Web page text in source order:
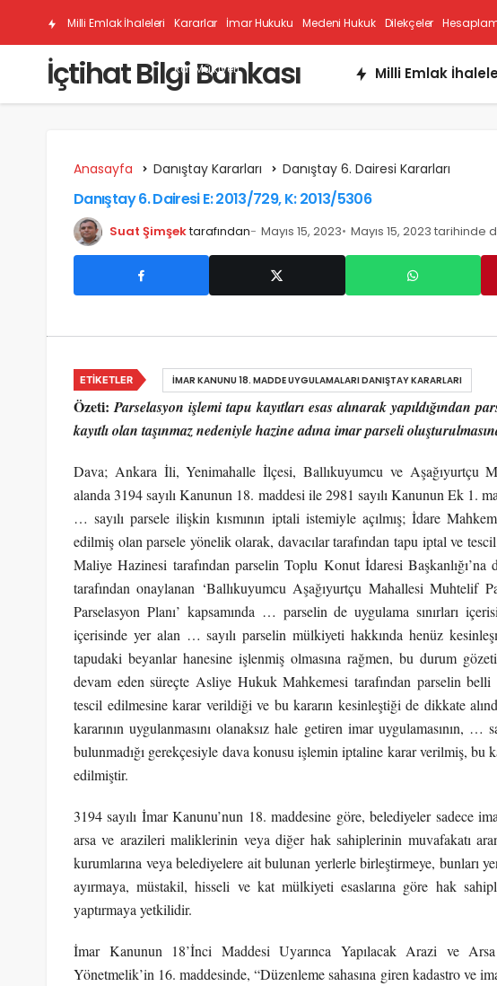
Milli Emlak İhaleleri Kararlar İmar Hukuku Medeni Hukuk Dilekçeler
Kat Mülkiyeti
İçtihat Bilgi Bankası Milli Emlak
Anasayfa Danıştay Kararları Danıştay 6. Dairesi Kararları
Danıştay 6. Dairesi E: 2013/729, K: 2013/5306
Suat Şimşektarafından Mayıs 15, 2023 Mayıs 15, 2023 tarihinde
Özeti:Parselasyon işlemi tapu kayıtları esas alınarak yapıldığından
kayıtlı olan taşınmaz nedeniyle hazine adına imar parseli
Dava; Ankara İli, Yenimahalle İlçesi, Ballıkuyumcu ve Aşağıyurtçu
alanda 3194 sayılı Kanunun 18. maddesi ile 2981 sayılı Kanunun Ek 1.
… sayılı parsele ilişkin kısmının iptali istemiyle açılmış; İdare
edilmiş olan parsele yönelik olarak, davacılar tarafından tapu iptal ve
Maliye Hazinesi tarafından parselin Toplu Konut İdaresi
tarafından onaylanan ‘Ballıkuyumcu Aşağıyurtçu Mahallesi Muhtelif
Parselasyon Planı’ kapsamında … parselin de uygulama sınırları
içerisinde yer alan … sayılı parselin mülkiyeti hakkında henüz
tapudaki beyanlar hanesine işlenmiş olmasına rağmen, bu durum
devam eden süreçte Asliye Hukuk Mahkemesi tarafından parselin
tescil edilmesine karar verildiği ve bu kararın kesinleştiği de dikkate
kararının uygulanmasını olanaksız hale getiren imar uygulamasının, …
bulunmadığı gerekçesiyle dava konusu işlemin iptaline karar verilmiş, bu
edilmiştir.
3194 sayılı İmar Kanunu’nun 18. maddesine göre, belediyeler sadece
arsa ve arazileri maliklerinin veya diğer hak sahiplerinin muvafakatı
kurumlarına veya belediyelere ait bulunan yerlerle birleştirmeye, bunları
ayırmaya, müstakil, hisseli ve kat mülkiyeti esaslarına göre hak
yaptırmaya yetkilidir.
İmar Kanunun 18’İnci Maddesi Uyarınca Yapılacak Arazi ve
Yönetmelik’in 16. maddesinde, “Düzenleme sahasına giren kadastro ve
ETIKETLER İMAR KANUNU 18. MADDE UYGULAMALARI DANIŞTAY KARARLARI